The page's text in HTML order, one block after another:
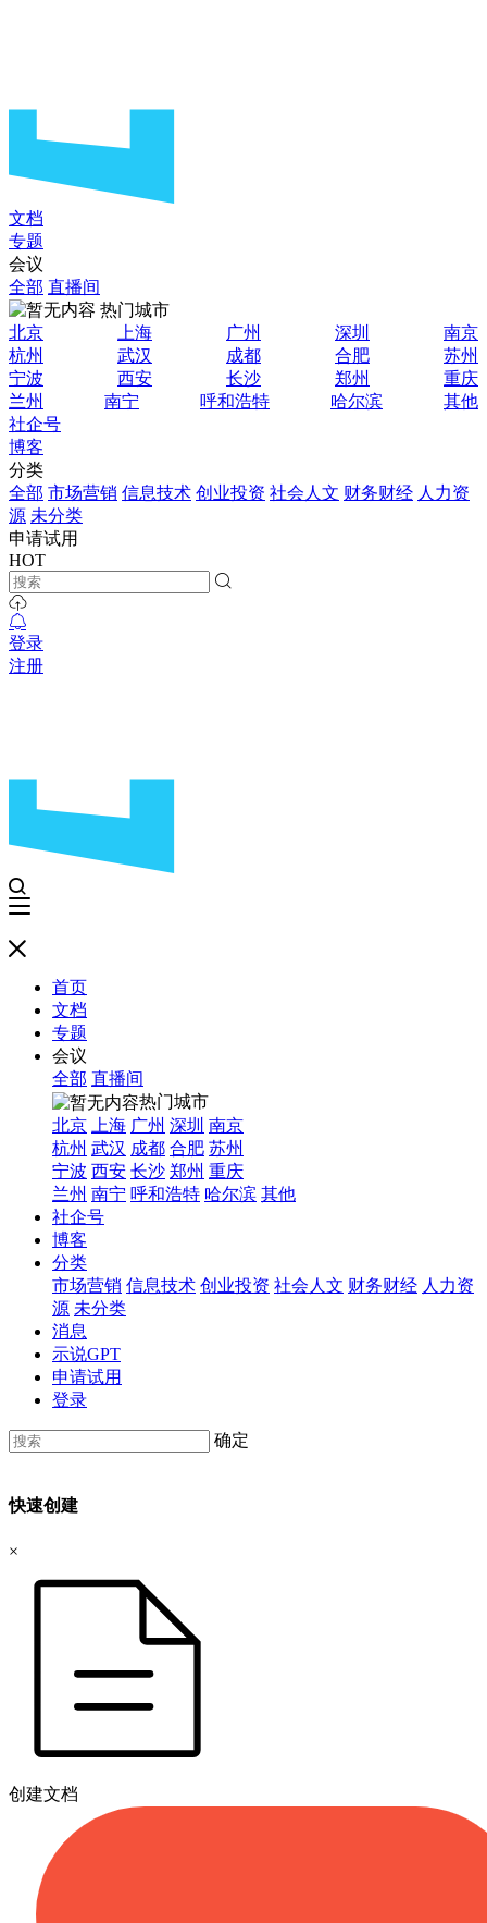
文档
专题
会议
全部 直播间
热门城市
北京
上海 广州 深圳
南京
杭州
武汉 成都 合肥
苏州
宁波
西安 长沙 郑州
重庆
兰州
南宁 呼和浩特 哈尔滨
其他
社企号
博客
分类
全部 市场营销 信息技术 创业投资 社会人文 财务财经 人力资
源 未分类
申请试用
HOT
登录
注册
首页
文档
专题
会议
全部 直播间
热门城市
北京
上海 广州 深圳 南京
杭州 武汉 成都 合肥 苏州
宁波 西安 长沙 郑州 重庆
兰州 南宁 呼和浩特 哈尔滨 其他
社企号
博客
分类
市场营销 信息技术 创业投资 社会人文 财务财经 人力资
源 未分类
消息
示说GPT
申请试用
登录
确定
快速创建
×
创建文档